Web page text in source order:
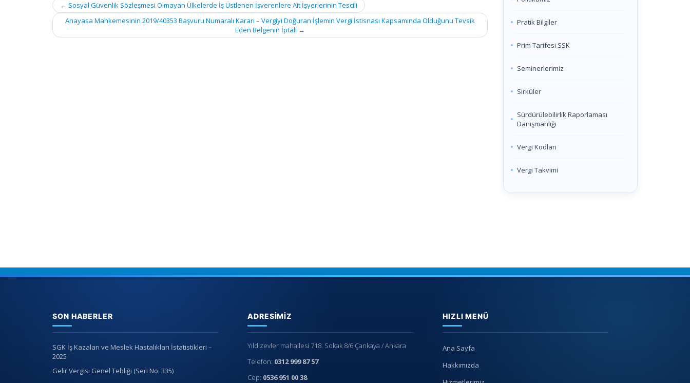
navigation
← Sosyal Güvenlik Sözleşmesi Olmayan Ülkelerde İş Üstlenen İşverenlere Ait İşyerlerinin Tescili
Anayasa Mahkemesinin 2019/40353 Başvuru Numaralı Kararı – Vergiyi Doğuran İşlemin Vergi İstisnası Kapsamında Olduğunu Tevsik
Eden Belgenin İptali →
Pratik Bilgiler
Prim Tarifesi SSK
Seminerlerimiz
Sirküler
Sürdürülebilirlik Raporlaması
Danışmanlığı
Vergi Kodları
Vergi Takvimi
SON HABERLER
SGK İş Kazaları ve Meslek Hastalıkları İstatistikleri –
2025
Gelir Vergisi Genel Tebliği (Seri No: 335)
ADRESIMIZ
Yıldızevler mahallesi 718. Sokak 8/6 Çankaya / Ankara
Telefon: 0312 999 87 57
Cep: 0536 951 00 38
HIZLI MENÜ
Ana Sayfa
Hakkımızda